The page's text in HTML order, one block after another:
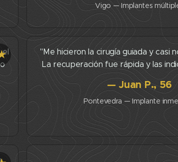
guiada; recuperación rápida;
Vigo — Implantes
digital; TAC 3D;
"Me hicieron la cirugía guiada y casi
La recuperación fue rápida y las
— Juan P., 56
Pontevedra — Implante